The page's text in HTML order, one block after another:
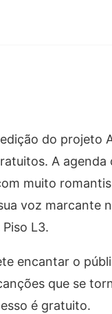
do projeto
A agenda
muito
voz marcante
L3.
encantar o
que se
é gratuito.